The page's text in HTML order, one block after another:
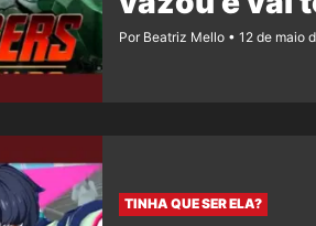
Por Beatriz Mello 12 de maio
TINHA QUE SER ELA?